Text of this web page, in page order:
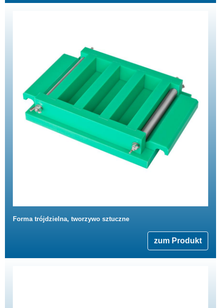
Forma trójdzielna, tworzywo sztuczne
zum Produkt